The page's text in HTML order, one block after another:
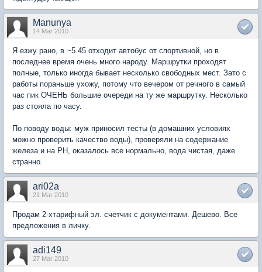
Manunya
14 Mar 2010
Я езжу рано, в ~5.45 отходит автобус от спортивной, но в
последнее время очень много народу. Маршрутки проходят
полные, только иногда бывает несколько свободных мест. Зато с
работы пораньше ухожу, потому что вечером от речного в самый
час пик ОЧЕНЬ большие очереди на ту же маршрутку. Несколько
раз стояла по часу.
По поводу воды: муж приносил тесты (в домашних условиях
можно проверить качество воды), проверяли на содержание
железа и на РН, оказалось все нормально, вода чистая, даже
странно.
ari02a
21 Mar 2010
Продам 2-хтарифный эл. счетчик с документами. Дешево. Все
предложения в личку.
adi149
27 Mar 2010